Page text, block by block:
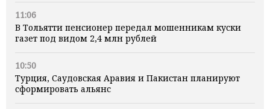
11:06
В Тольятти пенсионер передал мошенникам куски
газет под видом 2,4 млн рублей
10:50
Турция, Саудовская Аравия и Пакистан планируют
сформировать альянс